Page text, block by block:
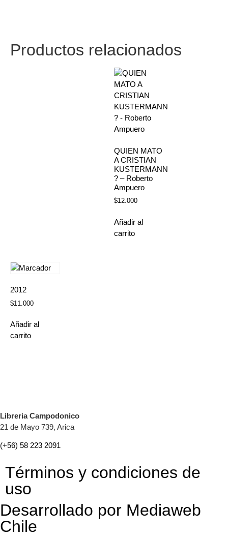
Productos relacionados
QUIEN MATO
A CRISTIAN
KUSTERMANN
? – Roberto
Ampuero
$12.000
Añadir al
carrito
2012
$11.000
Añadir al
carrito
Libreria Campodonico
21 de Mayo 739, Arica
(+56) 58 223 2091
Términos y condiciones de
uso
Desarrollado por Mediaweb
Chile